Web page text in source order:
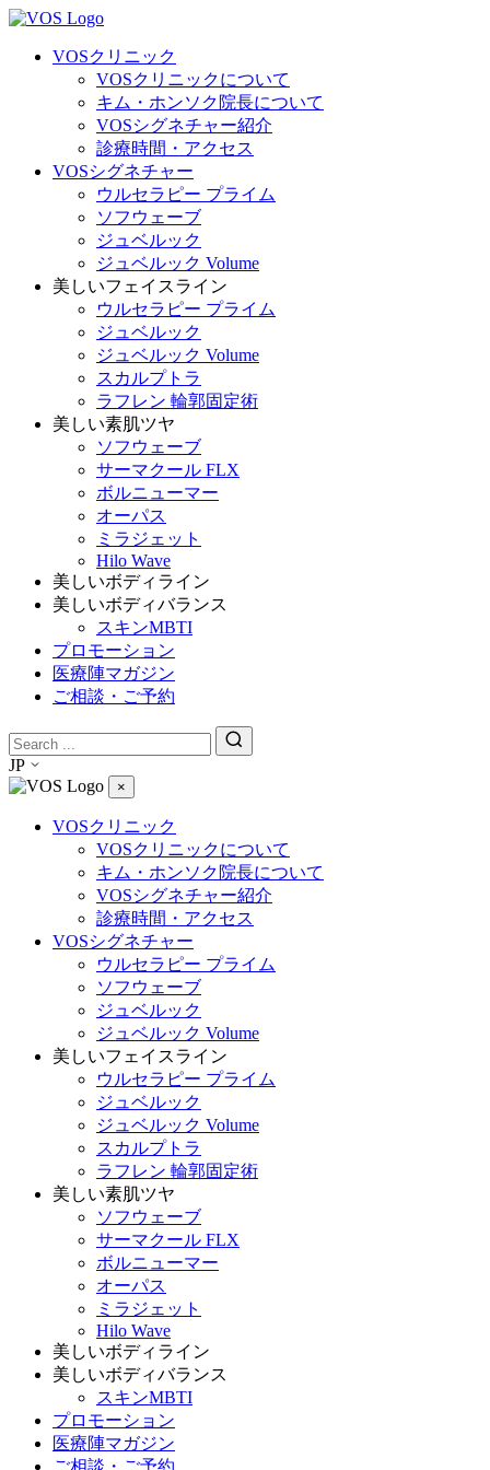
VOSクリニック
VOSクリニックについて
キム・ホンソク院長について
VOSシグネチャー紹介
診療時間・アクセス
VOSシグネチャー
ウルセラピー プライム
ソフウェーブ
ジュベルック
ジュベルック Volume
美しいフェイスライン
ウルセラピー プライム
ジュベルック
ジュベルック Volume
スカルプトラ
ラフレン 輪郭固定術
美しい素肌ツヤ
ソフウェーブ
サーマクール FLX
ボルニューマー
オーパス
ミラジェット
Hilo Wave
美しいボディライン
美しいボディバランス
スキンMBTI
プロモーション
医療陣マガジン
ご相談・ご予約
JP
×
VOSクリニック
VOSクリニックについて
キム・ホンソク院長について
VOSシグネチャー紹介
診療時間・アクセス
VOSシグネチャー
ウルセラピー プライム
ソフウェーブ
ジュベルック
ジュベルック Volume
美しいフェイスライン
ウルセラピー プライム
ジュベルック
ジュベルック Volume
スカルプトラ
ラフレン 輪郭固定術
美しい素肌ツヤ
ソフウェーブ
サーマクール FLX
ボルニューマー
オーパス
ミラジェット
Hilo Wave
美しいボディライン
美しいボディバランス
スキンMBTI
プロモーション
医療陣マガジン
ご相談・ご予約